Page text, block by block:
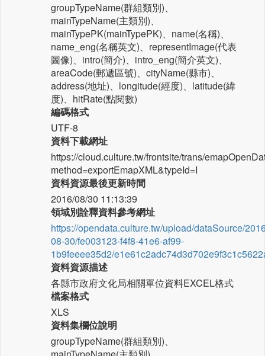
groupTypeName(群組類別)、
mainTypeName(主類別)、
mainTypePK(mainTypePK)、name(名稱)、
name_eng(名稱英文)、representImage(代表
圖像)、intro(簡介)、intro_eng(簡介英文)、
areaCode(郵遞區號)、cityName(縣市)、
address(地址)、longitude(經度)、latitude(緯
度)、hitRate(點閱數)
編碼格式
UTF-8
資料下載網址
https://cloud.culture.tw/frontsite/trans/
method=exportEmapXML&typeId=I
資料資源最後更新時間
2016/08/30 11:13:39
領域別詮釋資料參考網址
https://opendata.culture.tw/upload/dataSource/
08-30/fe003123-f4f8-41e6-af99-
1b9feeee35d2/
資料資源描述
各縣市政府文化局相關單位資料EXCEL格式
檔案格式
XLS
資料集欄位說明
groupTypeName(群組類別)、